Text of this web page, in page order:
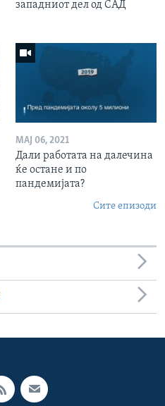
западниот дел од САД
МАЈ 06, 2021
Дали работата на далечина
ќе остане и по
пандемијата?
Сите епизоди